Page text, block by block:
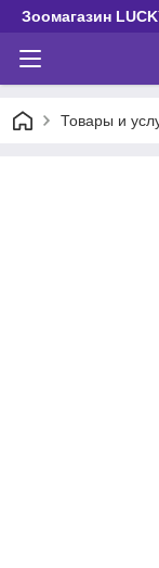
Зоомагазин
Товары и